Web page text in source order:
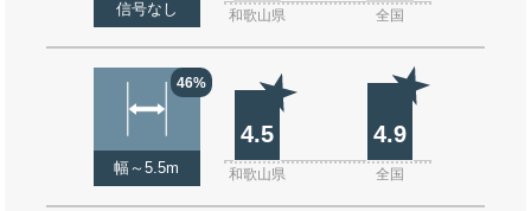
信号なし 和歌山県 全国
46%
幅～5.5m
4.5 4.9
和歌山県 全国